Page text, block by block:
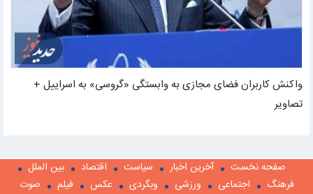
واکنش کاربران فضای مجازی به وابستگی «گروسی» به اسراییل +
تصاویر
صفحه نخست آخرین اخبار سیاست اقتصاد
بین الملل
فرهنگ
اجتماعی ورزشی وبگردی عکس فیلم صوت